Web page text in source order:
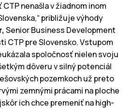
nenašla v žiadnom inom
približuje výhody
Senior Business Development
CTP pre Slovensko. Vstupom
spoločnosť nielen svoju
dôveru v silný potenciál
pozemkoch už preto
zemnými prácami na ploche
ich chce premeniť na high-